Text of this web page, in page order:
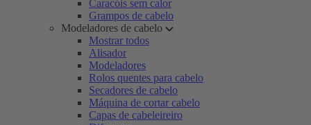
Caracóis sem calor
Grampos de cabelo
Modeladores de cabelo
Mostrar todos
Alisador
Modeladores
Rolos quentes para cabelo
Secadores de cabelo
Máquina de cortar cabelo
Capas de cabeleireiro